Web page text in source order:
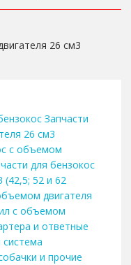
26 см3
Запчасти
26 см3
с объемом
для бензокос
52 и 62
двигателя
с объемом
и ответные
система
и прочие